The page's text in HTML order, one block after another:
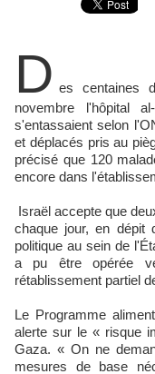
D es centaines
novembre l'hôpital
s'entassaient selon
et déplacés pris au
précisé que 120
encore dans
Israël accepte que
chaque jour, en dépit
politique au sein de
a pu être opérée
rétablissement partiel
Le Programme
alerte sur le « risque
Gaza. « On ne
mesures de base